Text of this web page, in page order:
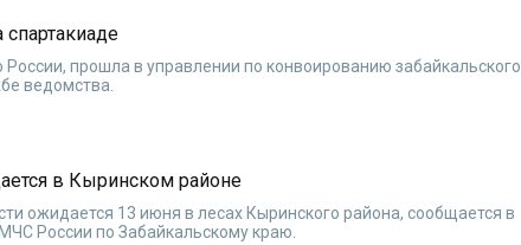
прошла в управлении по конвоированию забайкальского
ведомства.
в Кыринском районе
ожидается 13 июня в лесах Кыринского района, сообщается в
России по Забайкальскому краю.